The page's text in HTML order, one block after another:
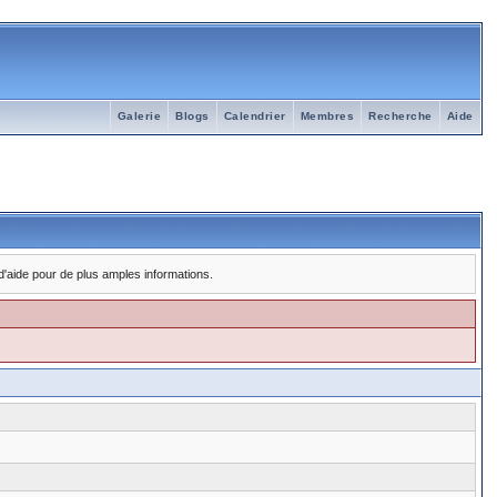
Aide
Recherche
Membres
Calendrier
Blogs
Galerie
pour de plus amples informations.